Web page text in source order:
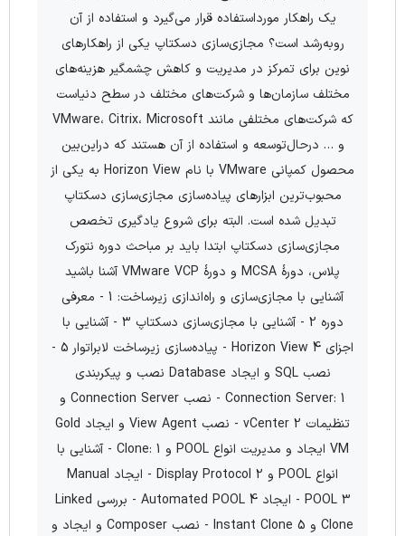
یک راهکار مورداستفاده قرار می‌گیرد و استفاده از آن
روبه‌رشد است؟ مجازی‌سازی دسکتاپ یکی از راهکارهای
نوین برای تمرکز در مدیریت و کاهش چشمگیر هزینه‌های
مختلف سازمان‌ها و شرکت‌های مختلف در سطح دنیاست
که شرکت‌های مختلفی مانند VMware، Citrix، Microsoft
و … درحال‌توسعه و استفاده از آن هستند که دراین‌بین
محصول کمپانی VMware با نام Horizon View به یکی از
محبوب‌ترین ابزارهای پیاده‌سازی مجازی‌سازی دسکتاپ
تبدیل شده است. البته برای شروع یادگیری تخصص
مجازی‌سازی دسکتاپ ابتدا باید بر مباحث دوره نتورک
پلاس، دورهٔ MCSA و دورهٔ VMware VCP آشنا باشید
آشنایی با مجازی‌سازی و راه‌اندازی زیرساخت: 1 - معرفی
دوره 2 - آشنایی با مجازی‌سازی دسکتاپ 3 - آشنایی با
اجزای Horizon View 4 - پیاده‌سازی زیرساخت لابراتوار 5 -
نصب SQL و ایجاد Database نصب و پیکربندی
Connection Server: 1 - نصب Connection Server و
تنظیمات vCenter 2 - نصب View Agent و ایجاد Gold
VM ایجاد و مدیریت انواع POOL و Clone: 1 - آشنایی با
انواع POOL و Display Protocol 2 - ایجاد Manual
POOL 3 - ایجاد Automated POOL 4 - بررسی Linked
Clone و Instant Clone 5 - نصب Composer و ایجاد و